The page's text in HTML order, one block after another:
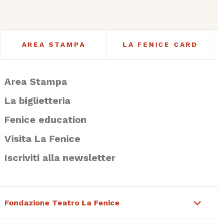
AREA STAMPA LA FENICE CARD
Area Stampa
La biglietteria
Fenice education
Visita La Fenice
Iscriviti alla newsletter
Fondazione Teatro La Fenice